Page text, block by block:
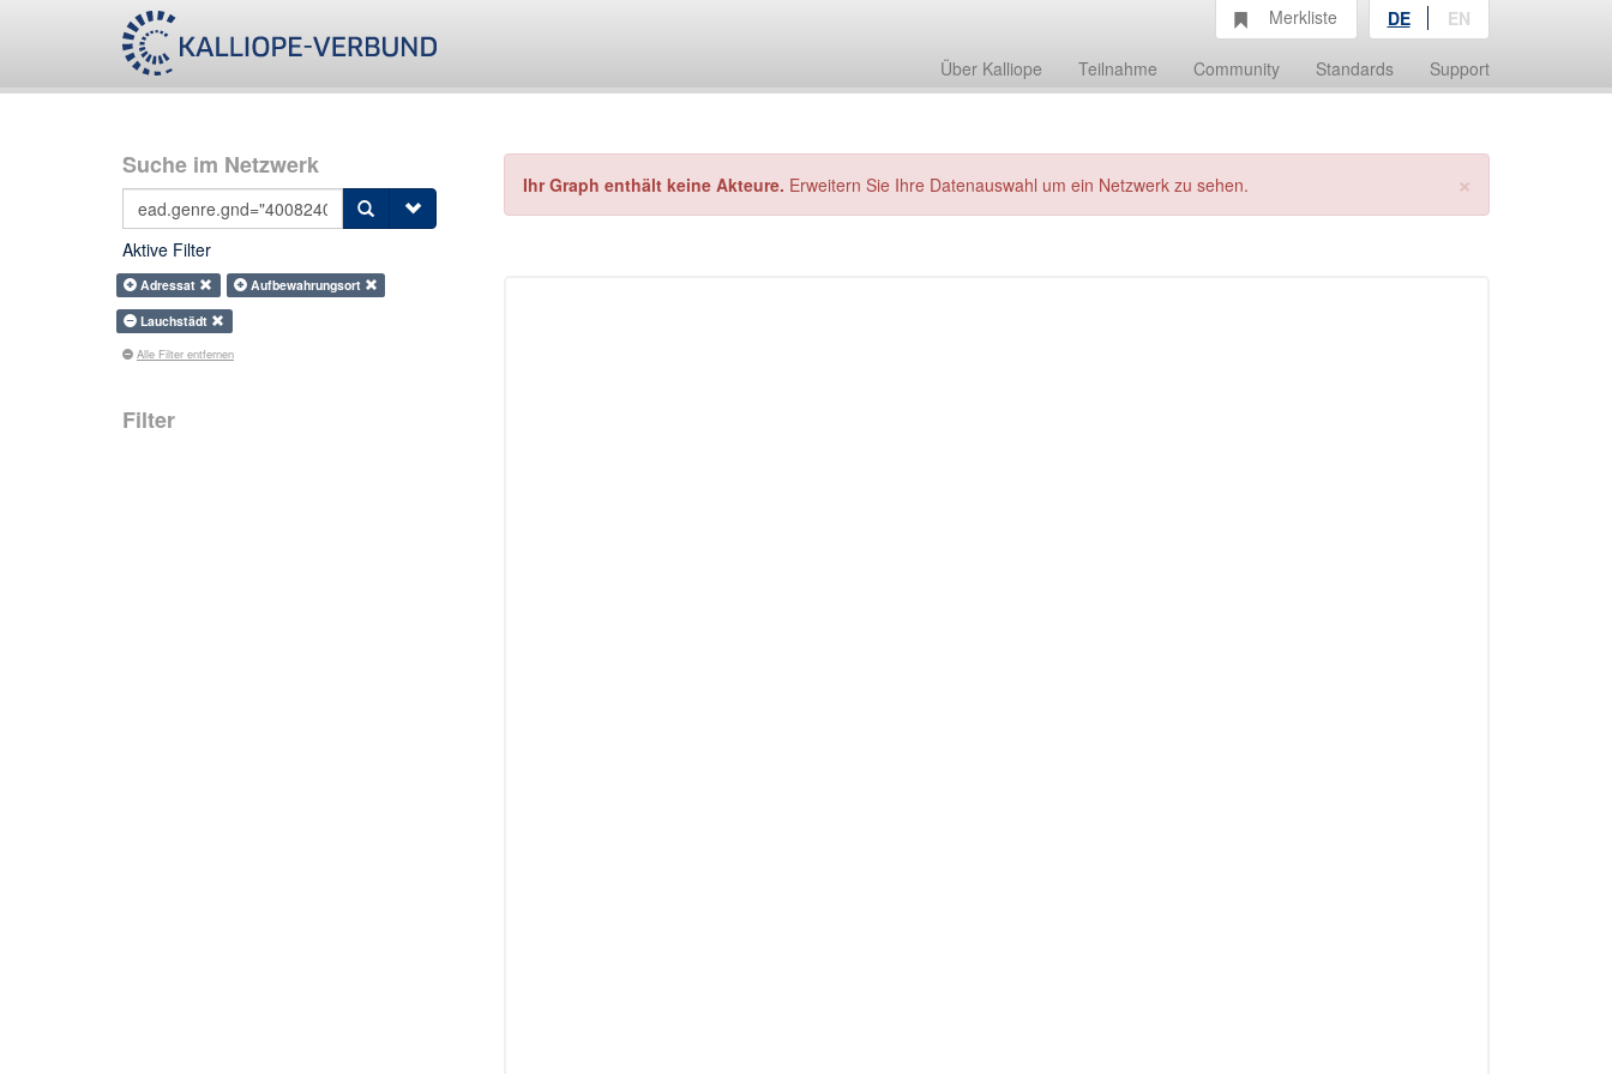
Über Kalliope Teilnahme Community Standards Support
Merkliste DE EN
Suche im Netzwerk
Aktive Filter
Adressat
Aufbewahrungsort
Lauchstädt
Alle Filter entfernen
Filter
×
Ihr Graph enthält keine Akteure. Erweitern Sie Ihre Datenauswahl um ein Netzwerk zu sehen.